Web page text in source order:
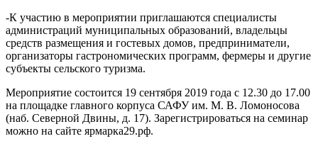
-К участию в мероприятии приглашаются специалисты
администраций муниципальных образований, владельцы
средств размещения и гостевых домов, предприниматели,
организаторы гастрономических программ, фермеры и другие
субъекты сельского туризма.
Мероприятие состоится 19 сентября 2019 года с 12.30 до 17.00
на площадке главного корпуса САФУ им. М. В. Ломоносова
(наб. Северной Двины, д. 17). Зарегистрироваться на семинар
можно на сайте ярмарка29.рф.